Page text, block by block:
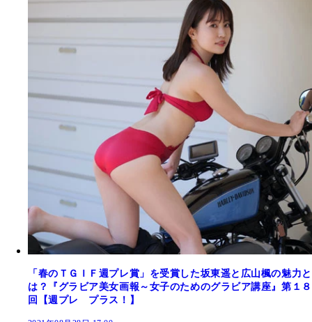
「春のＴＧＩＦ週プレ賞」を受賞した坂東遥と広山楓の魅力と
は？『グラビア美女画報～女子のためのグラビア講座』第１８
回【週プレ プラス！】